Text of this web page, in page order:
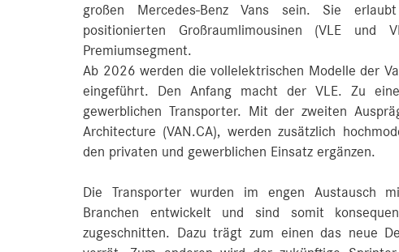
großen Mercedes‑Benz Vans sein. Sie
positionierten Großraumlimousinen (VLE
Premiumsegment.
Ab 2026 werden die vollelektrischen Modelle der
eingeführt. Den Anfang macht der VLE. Zu
gewerblichen Transporter. Mit der zweiten
Architecture (VAN.CA), werden zusätzlich
den privaten und gewerblichen Einsatz ergänzen.
Die Transporter wurden im engen Austausch
Branchen entwickelt und sind somit
zugeschnitten. Dazu trägt zum einen das neue